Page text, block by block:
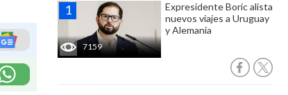
7159
Expresidente Boric alista
nuevos viajes a Uruguay
y Alemania